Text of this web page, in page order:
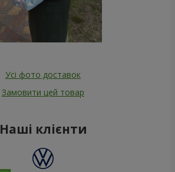
Усі фото доставок
Замовити цей товар
Наші клієнти